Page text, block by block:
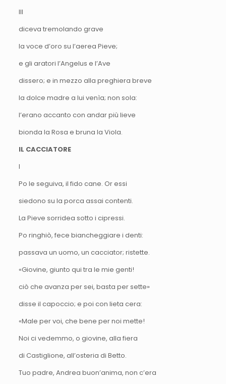
III
diceva tremolando grave
la voce d’oro su l’aerea Pieve;
e gli aratori l’Angelus e l’Ave
dissero; e in mezzo alla preghiera breve
la dolce madre a lui venìa; non sola:
l’erano accanto con andar più lieve
bionda la Rosa e bruna la Viola.
IL CACCIATORE
I
Po le seguiva, il fido cane. Or essi
siedono su la porca assai contenti.
La Pieve sorridea sotto i cipressi.
Po ringhiò, fece biancheggiare i denti:
passava un uomo, un cacciator; ristette.
«Giovine, giunto qui tra le mie genti!
ciò che avanza per sei, basta per sette»
disse il capoccio; e poi con lieta cera:
«Male per voi, che bene per noi mette!
Noi ci vedemmo, o giovine, alla fiera
di Castiglione, all’osteria di Betto.
Tuo padre, Andrea buon’anima, non c’era